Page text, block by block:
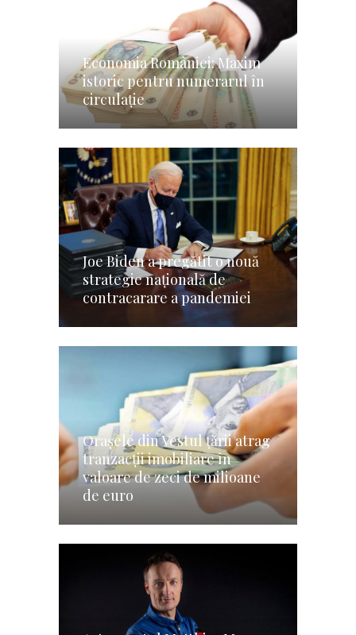
Economia României: Maxim
istoric pentru numerarul în
circulaţie
Joe Biden a pregătit o nouă
strategie naţională de
contracarare a pandemiei
Oraşele din Vestul ţării atrag
tranzacţii imobiliare în
valoare de zeci de milioane
de euro